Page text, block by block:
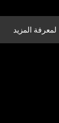
لمعرفة المزيد